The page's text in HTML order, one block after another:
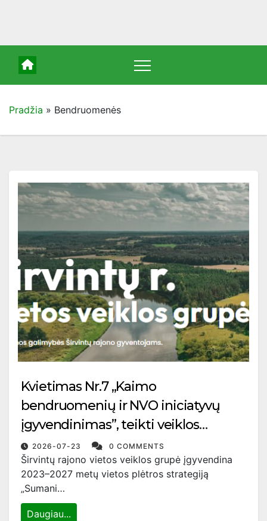
Pradžia » Bendruomenės
Kvietimas Nr.7 „Kaimo
bendruomenių ir NVO iniciatyvų
įgyvendinimas”, teikti veiklos
projektus
2026-07-23 0 COMMENTS
Širvintų rajono vietos veiklos grupė įgyvendina
2023–2027 metų vietos plėtros strategiją
„Sumani…
Daugiau...